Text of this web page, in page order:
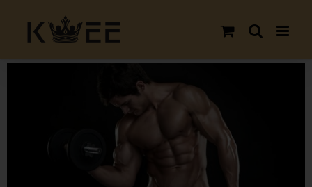
content